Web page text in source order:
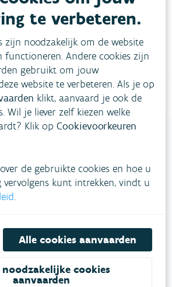
wat je zocht? Vul ons
in.
, water- en klimaatbeleid.
MEDIA
te verbeteren.
zijn noodzakelijk om de website
Andere cookies zijn
gebruikt om jouw
website te verbeteren. Als je op
klikt, aanvaard je ook de
Wil je liever zelf kiezen welke
Klik opCookievoorkeuren
de gebruikte cookies en hoe u
kunt intrekken, vindt u
.
Alle cookies aanvaarden
noodzakelijke cookies
aanvaarden